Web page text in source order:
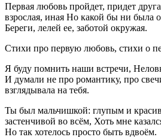
Первая любовь пройдет, придет
взрослая, иная Но какой бы ни была
Береги, лелей ее, заботой окружая.
Стихи про первую любовь, стихи о
Я буду помнить наши встречи,
И думали не про романтику, про
взглядывала на тебя.
Ты был мальчишкой: глупым и
застенчивой во всём, Хоть мне
Но так хотелось просто быть вдвоём.